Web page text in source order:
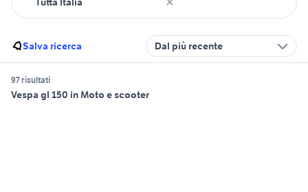
Salva ricerca Dal più recente
97 risultati
Vespa gl 150 in Moto e scooter